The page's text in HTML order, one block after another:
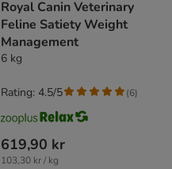
Royal Canin Veterinary
Feline Satiety Weight
Management
6 kg
619,90 kr
103,30 kr / kg
Rating: 4.5/5 (6)